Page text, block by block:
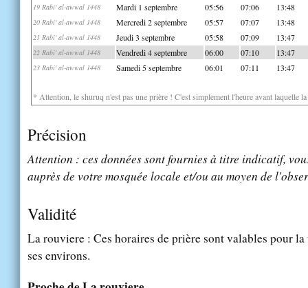
19 Rabi' al-awwal 1448 Mardi 1 septembre 05:56 07:06 13:48
20 Rabi' al-awwal 1448 Mercredi 2 septembre 05:57 07:07 13:48
21 Rabi' al-awwal 1448 Jeudi 3 septembre 05:58 07:09 13:47
22 Rabi' al-awwal 1448 Vendredi 4 septembre 06:00 07:10 13:47
23 Rabi' al-awwal 1448 Samedi 5 septembre 06:01 07:11 13:47
* Attention, le shuruq n'est pas une prière ! C'est simplement l'heure avant laquelle
Précision
Attention : ces données sont fournies à titre indicatif,
auprès de votre mosquée locale et/ou au moyen de
Validité
La rouviere : Ces horaires de prière sont valables pour
ses environs.